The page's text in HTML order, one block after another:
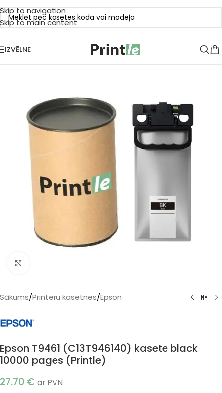
Skip to navigation
Skip to main content
IZVĒLNE
Sākums/Printeru kasetnes/Epson
Epson T9461 (C13T946140) kasete black
10000 pages (Printle)
27.70 € ar PVN